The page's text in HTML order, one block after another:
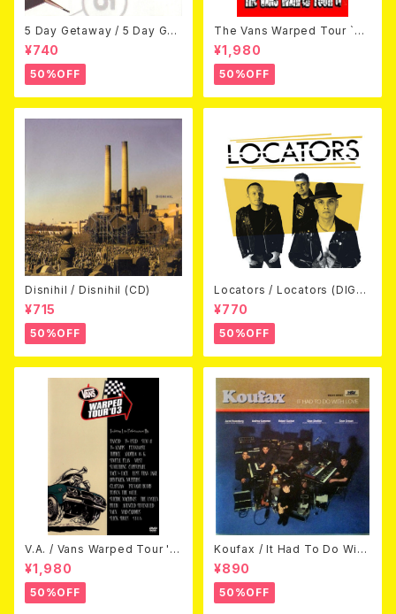
5 Day Getaway / 5 Day Get
away (CDEP)
¥740
50%OFF
The Vans Warped Tour `04
Beyond Warped (国内盤DV
D)
¥1,980
50%OFF
Disnihil / Disnihil (CD)
¥715
50%OFF
Locators / Locators (DIGPA
CK CD)
¥770
50%OFF
V.A. / Vans Warped Tour '0
3 (DVD)
¥1,980
50%OFF
Koufax / It Had To Do With
Love (CD)
¥890
50%OFF